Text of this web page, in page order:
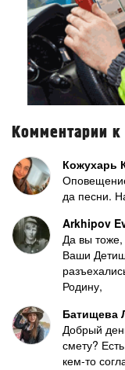
Комментарии к
Кожухарь
да песни.
Arkhipov
Да вы тоже,
Ваши
Родину,
Батищева
Добрый
смету?
кем-то